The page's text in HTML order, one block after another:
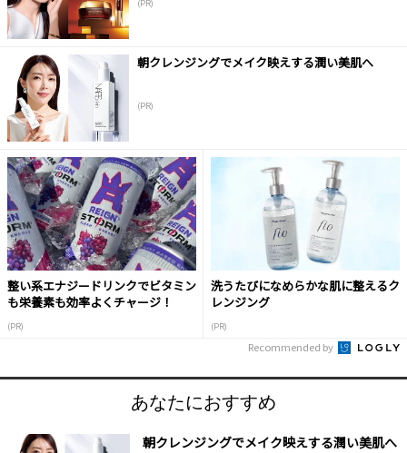
(PR)
朝クレンジングでメイク映えする潤い美肌へ
(PR)
整い系エナジードリンクでビタミン
も栄養素も効率よくチャージ！
(PR)
洗うたびになめらかな肌に整えるク
レンジング
(PR)
Recommended by
あなたにおすすめ
朝クレンジングでメイク映えする潤い美肌へ